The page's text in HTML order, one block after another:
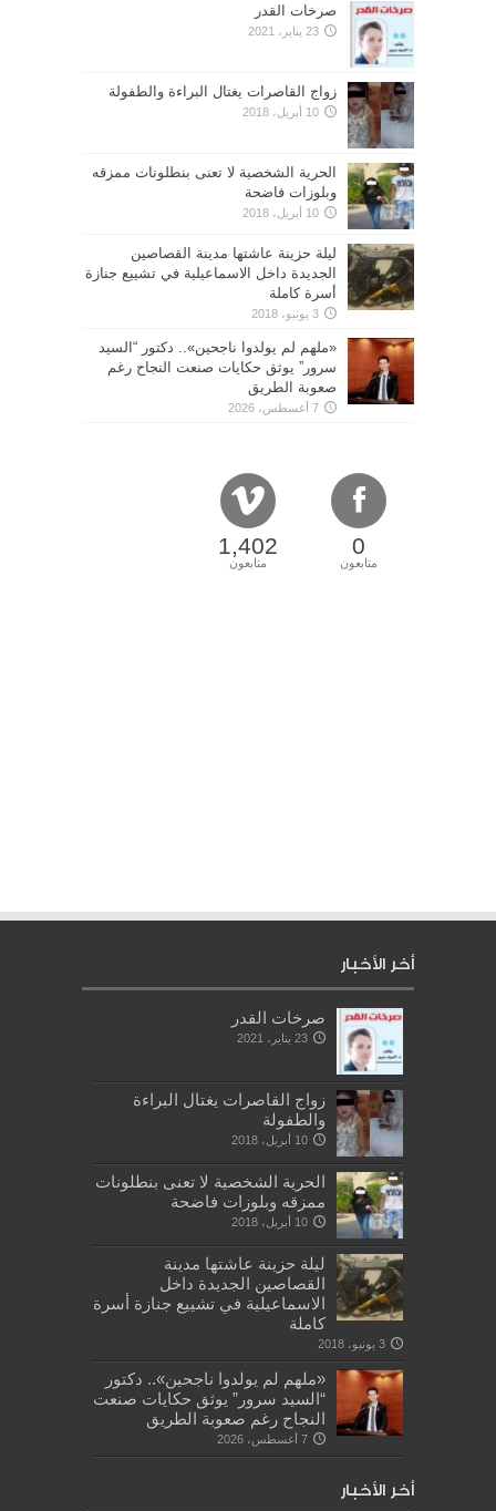
صرخات القدر
23 يناير، 2021
زواج القاصرات يغتال البراءة والطفولة
10 أبريل، 2018
الحرية الشخصية لا تعنى بنطلونات ممزقه
وبلوزات فاضحة
10 أبريل، 2018
ليلة حزينة عاشتها مدينة القصاصين
الجديدة داخل الاسماعيلية في تشييع جنازة
أسرة كاملة
3 يونيو، 2018
«ملهم لم يولدوا ناجحين».. دكتور “السيد
سرور” يوثق حكايات صنعت النجاح رغم
صعوبة الطريق
7 أغسطس، 2026
0
متابعون
1,402
متابعون
أخر الأخبار
صرخات القدر
23 يناير، 2021
زواج القاصرات يغتال البراءة
والطفولة
10 أبريل، 2018
الحرية الشخصية لا تعنى بنطلونات
ممزقه وبلوزات فاضحة
10 أبريل، 2018
ليلة حزينة عاشتها مدينة
القصاصين الجديدة داخل
الاسماعيلية في تشييع جنازة أسرة
كاملة
3 يونيو، 2018
«ملهم لم يولدوا ناجحين».. دكتور
“السيد سرور” يوثق حكايات صنعت
النجاح رغم صعوبة الطريق
7 أغسطس، 2026
أخر الأخبار